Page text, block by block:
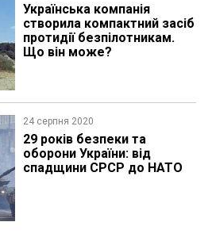
Українська компанія
створила компактний засіб
протидії безпілотникам.
Що він може?
24 серпня 2020
29 років безпеки та
оборони України: від
спадщини СРСР до НАТО